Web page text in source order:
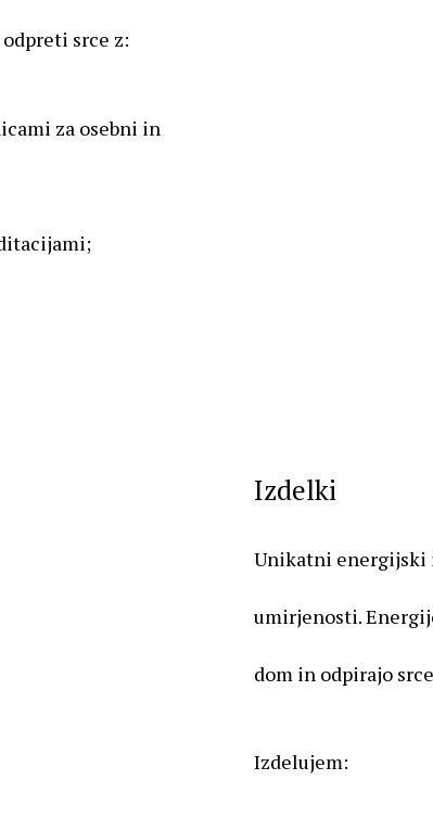
srce z:
za osebni in
Izdelki
Unikatni energijski
umirjenosti.
dom in odpirajo
Izdelujem: